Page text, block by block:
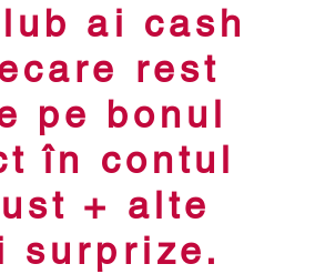
ai cash
rest
pe bonul
în contul
+ alte
surprize.